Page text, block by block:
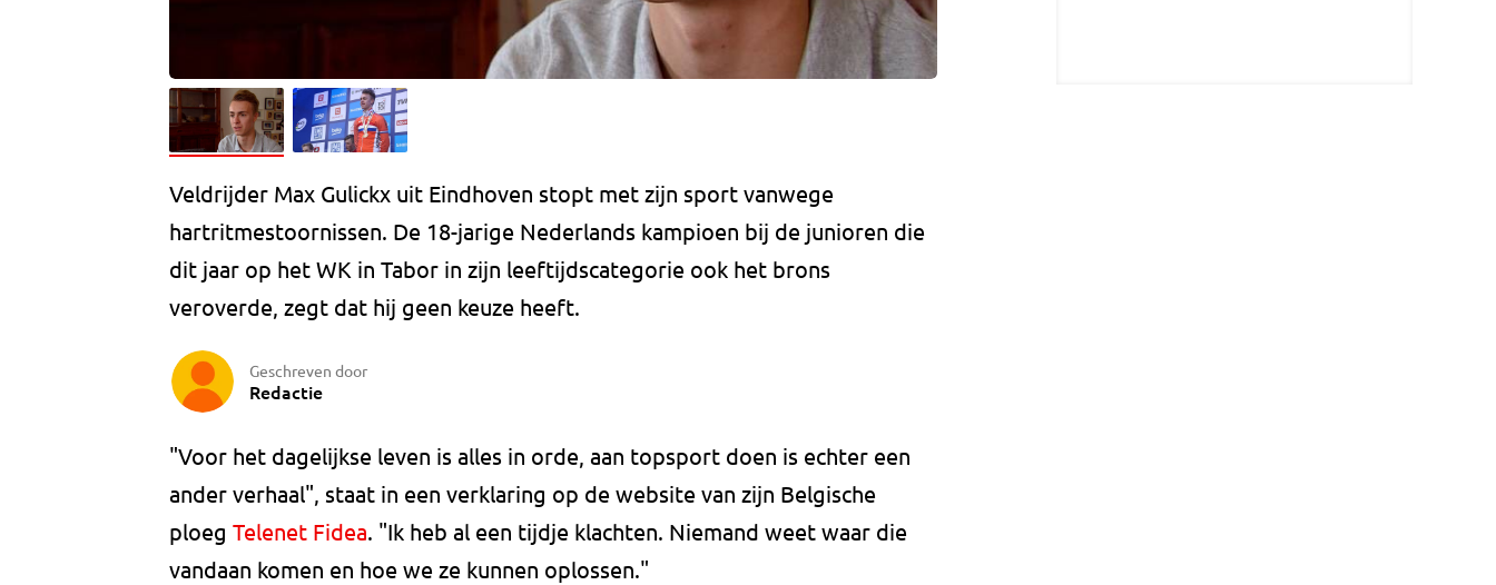
Veldrijder Max Gulickx uit Eindhoven stopt met zijn sport vanwege
hartritmestoornissen. De 18-jarige Nederlands kampioen bij de junioren die
dit jaar op het WK in Tabor in zijn leeftijdscategorie ook het brons
veroverde, zegt dat hij geen keuze heeft.
Geschreven door
Redactie
"Voor het dagelijkse leven is alles in orde, aan topsport doen is echter een
ander verhaal", staat in een verklaring op de website van zijn Belgische
ploeg Telenet Fidea. "Ik heb al een tijdje klachten. Niemand weet waar die
vandaan komen en hoe we ze kunnen oplossen."